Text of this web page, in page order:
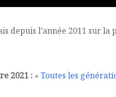
depuis l’année 2011 sur la
2021 : « Toutes les